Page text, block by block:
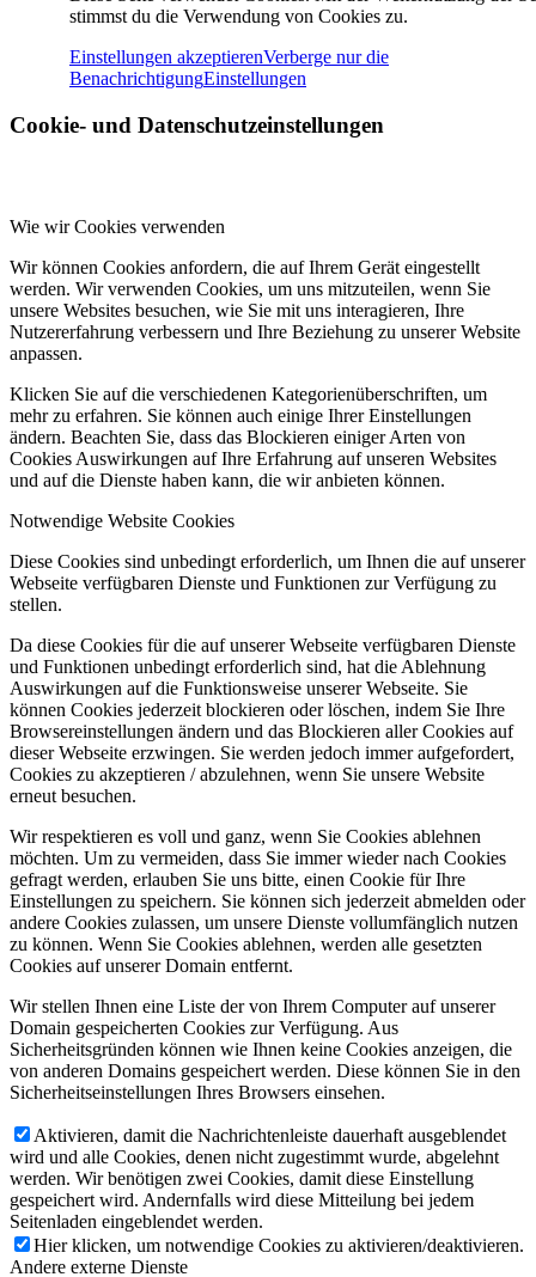
stimmst du die Verwendung von Cookies zu.
Einstellungen akzeptierenVerberge nur die
BenachrichtigungEinstellungen
Cookie- und Datenschutzeinstellungen
Wie wir Cookies verwenden
Wir können Cookies anfordern, die auf Ihrem Gerät eingestellt
werden. Wir verwenden Cookies, um uns mitzuteilen, wenn Sie
unsere Websites besuchen, wie Sie mit uns interagieren, Ihre
Nutzererfahrung verbessern und Ihre Beziehung zu unserer Website
anpassen.
Klicken Sie auf die verschiedenen Kategorienüberschriften, um
mehr zu erfahren. Sie können auch einige Ihrer Einstellungen
ändern. Beachten Sie, dass das Blockieren einiger Arten von
Cookies Auswirkungen auf Ihre Erfahrung auf unseren Websites
und auf die Dienste haben kann, die wir anbieten können.
Notwendige Website Cookies
Diese Cookies sind unbedingt erforderlich, um Ihnen die auf unserer
Webseite verfügbaren Dienste und Funktionen zur Verfügung zu
stellen.
Da diese Cookies für die auf unserer Webseite verfügbaren Dienste
und Funktionen unbedingt erforderlich sind, hat die Ablehnung
Auswirkungen auf die Funktionsweise unserer Webseite. Sie
können Cookies jederzeit blockieren oder löschen, indem Sie Ihre
Browsereinstellungen ändern und das Blockieren aller Cookies auf
dieser Webseite erzwingen. Sie werden jedoch immer aufgefordert,
Cookies zu akzeptieren / abzulehnen, wenn Sie unsere Website
erneut besuchen.
Wir respektieren es voll und ganz, wenn Sie Cookies ablehnen
möchten. Um zu vermeiden, dass Sie immer wieder nach Cookies
gefragt werden, erlauben Sie uns bitte, einen Cookie für Ihre
Einstellungen zu speichern. Sie können sich jederzeit abmelden oder
andere Cookies zulassen, um unsere Dienste vollumfänglich nutzen
zu können. Wenn Sie Cookies ablehnen, werden alle gesetzten
Cookies auf unserer Domain entfernt.
Wir stellen Ihnen eine Liste der von Ihrem Computer auf unserer
Domain gespeicherten Cookies zur Verfügung. Aus
Sicherheitsgründen können wie Ihnen keine Cookies anzeigen, die
von anderen Domains gespeichert werden. Diese können Sie in den
Sicherheitseinstellungen Ihres Browsers einsehen.
Aktivieren, damit die Nachrichtenleiste dauerhaft ausgeblendet
wird und alle Cookies, denen nicht zugestimmt wurde, abgelehnt
werden. Wir benötigen zwei Cookies, damit diese Einstellung
gespeichert wird. Andernfalls wird diese Mitteilung bei jedem
Seitenladen eingeblendet werden.
Hier klicken, um notwendige Cookies zu aktivieren/deaktivieren.
Andere externe Dienste